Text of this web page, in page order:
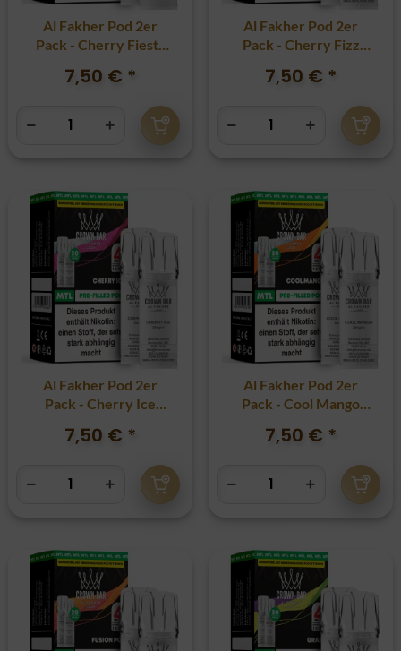
Al Fakher Pod 2er
Pack - Cherry Fiesta
7,50 € *
Al Fakher Pod 2er
Pack - Cherry Fizz
7,50 € *
Al Fakher Pod 2er
Pack - Cherry Ice
7,50 € *
Al Fakher Pod 2er
Pack - Cool Mango
7,50 € *